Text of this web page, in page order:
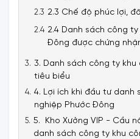
2.3 Chế độ phúc lợi,
2.4 Danh sách công
Đông được chứng
3. Danh sách công ty
tiêu biểu
4. Lợi ích khi đầu tư danh
nghiệp Phước Đông
5. Kho Xưởng VIP - Cầu
danh sách công ty khu